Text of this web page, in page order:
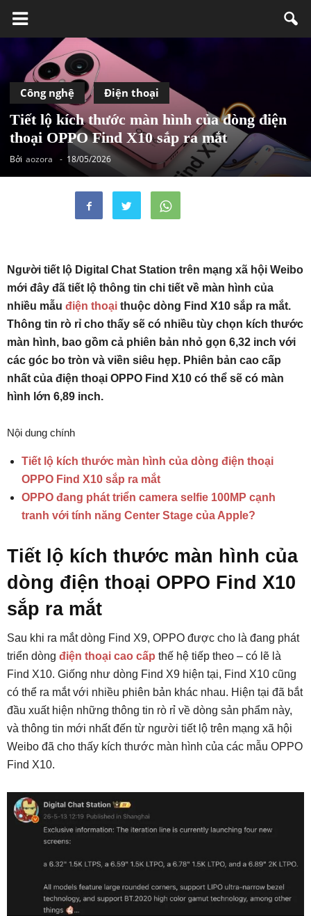
Công nghệ Điện thoại
Tiết lộ kích thước màn hình của dòng điện
thoại OPPO Find X10 sắp ra mắt
Bởi aozora - 18/05/2026
Người tiết lộ Digital Chat Station trên mạng xã hội Weibo
mới đây đã tiết lộ thông tin chi tiết về màn hình của
nhiều mẫu điện thoại thuộc dòng Find X10 sắp ra mắt.
Thông tin rò rỉ cho thấy sẽ có nhiều tùy chọn kích thước
màn hình, bao gồm cả phiên bản nhỏ gọn 6,32 inch với
các góc bo tròn và viền siêu hẹp. Phiên bản cao cấp
nhất của điện thoại OPPO Find X10 có thể sẽ có màn
hình lớn 6,89 inch.
Nội dung chính
Tiết lộ kích thước màn hình của dòng điện thoại
OPPO Find X10 sắp ra mắt
OPPO đang phát triển camera selfie 100MP cạnh
tranh với tính năng Center Stage của Apple?
Tiết lộ kích thước màn hình của
dòng điện thoại OPPO Find X10
sắp ra mắt
Sau khi ra mắt dòng Find X9, OPPO được cho là đang phát
triển dòng điện thoại cao cấp thế hệ tiếp theo – có lẽ là
Find X10. Giống như dòng Find X9 hiện tại, Find X10 cũng
có thể ra mắt với nhiều phiên bản khác nhau. Hiện tại đã bắt
đầu xuất hiện những thông tin rò rỉ về dòng sản phẩm này,
và thông tin mới nhất đến từ người tiết lộ trên mạng xã hội
Weibo đã cho thấy kích thước màn hình của các mẫu OPPO
Find X10.